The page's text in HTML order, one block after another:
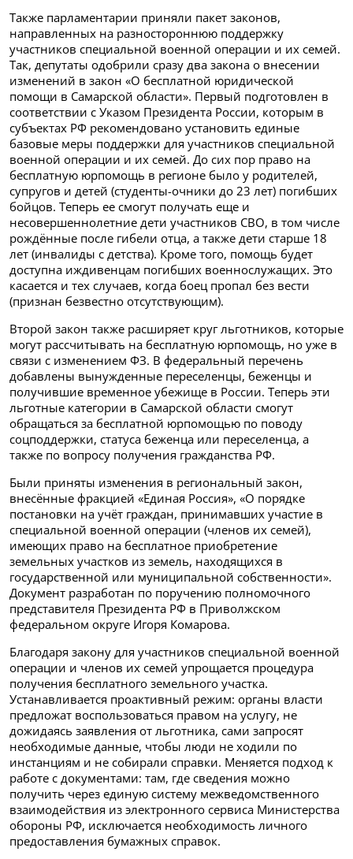
Также парламентарии приняли пакет законов,
направленных на разностороннюю поддержку
участников специальной военной операции и их семей.
Так, депутаты одобрили сразу два закона о внесении
изменений в закон «О бесплатной юридической
помощи в Самарской области». Первый подготовлен в
соответствии с Указом Президента России, которым в
субъектах РФ рекомендовано установить единые
базовые меры поддержки для участников специальной
военной операции и их семей. До сих пор право на
бесплатную юрпомощь в регионе было у родителей,
супругов и детей (студенты-очники до 23 лет) погибших
бойцов. Теперь ее смогут получать еще и
несовершеннолетние дети участников СВО, в том числе
рождённые после гибели отца, а также дети старше 18
лет (инвалиды с детства). Кроме того, помощь будет
доступна иждивенцам погибших военнослужащих. Это
касается и тех случаев, когда боец пропал без вести
(признан безвестно отсутствующим).
Второй закон также расширяет круг льготников, которые
могут рассчитывать на бесплатную юрпомощь, но уже в
связи с изменением ФЗ. В федеральный перечень
добавлены вынужденные переселенцы, беженцы и
получившие временное убежище в России. Теперь эти
льготные категории в Самарской области смогут
обращаться за бесплатной юрпомощью по поводу
соцподдержки, статуса беженца или переселенца, а
также по вопросу получения гражданства РФ.
Были приняты изменения в региональный закон,
внесённые фракцией «Единая Россия», «О порядке
постановки на учёт граждан, принимавших участие в
специальной военной операции (членов их семей),
имеющих право на бесплатное приобретение
земельных участков из земель, находящихся в
государственной или муниципальной собственности».
Документ разработан по поручению полномочного
представителя Президента РФ в Приволжском
федеральном округе Игоря Комарова.
Благодаря закону для участников специальной военной
операции и членов их семей упрощается процедура
получения бесплатного земельного участка.
Устанавливается проактивный режим: органы власти
предложат воспользоваться правом на услугу, не
дожидаясь заявления от льготника, сами запросят
необходимые данные, чтобы люди не ходили по
инстанциям и не собирали справки. Меняется подход к
работе с документами: там, где сведения можно
получить через единую систему межведомственного
взаимодействия из электронного сервиса Министерства
обороны РФ, исключается необходимость личного
предоставления бумажных справок.